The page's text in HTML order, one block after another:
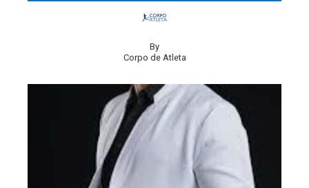
By
Corpo de Atleta